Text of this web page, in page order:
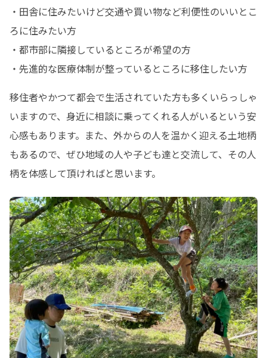
・田舎に住みたいけど交通や買い物など利便性のいいとこ
ろに住みたい方
・都市部に隣接しているところが希望の方
・先進的な医療体制が整っているところに移住したい方
移住者やかつて都会で生活されていた方も多くいらっしゃ
いますので、身近に相談に乗ってくれる人がいるという安
心感もあります。また、外からの人を温かく迎える土地柄
もあるので、ぜひ地域の人や子ども達と交流して、その人
柄を体感して頂ければと思います。